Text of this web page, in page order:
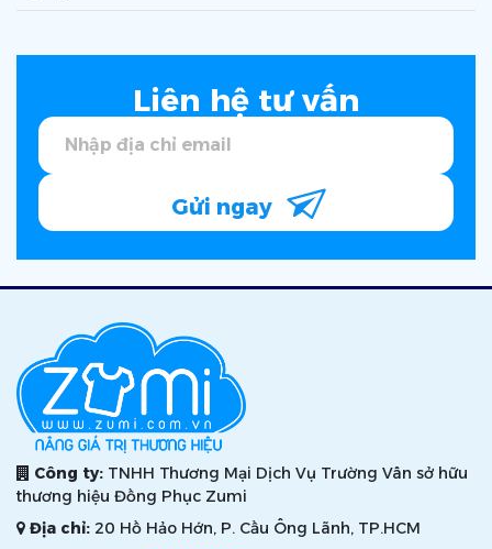
Liên hệ tư vấn
Gửi ngay
Công ty: TNHH Thương Mại Dịch Vụ Trường Vân sở hữu
thương hiệu Đồng Phục Zumi
Địa chỉ: 20 Hồ Hảo Hớn, P. Cầu Ông Lãnh, TP.HCM